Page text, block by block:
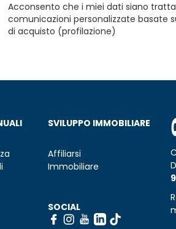
Acconsento che i miei dati siano
comunicazioni personalizzate basate
di acquisto (profilazione)
SVILUPPO IMMOBILIARE
Affiliarsi
Immobiliare
SOCIAL